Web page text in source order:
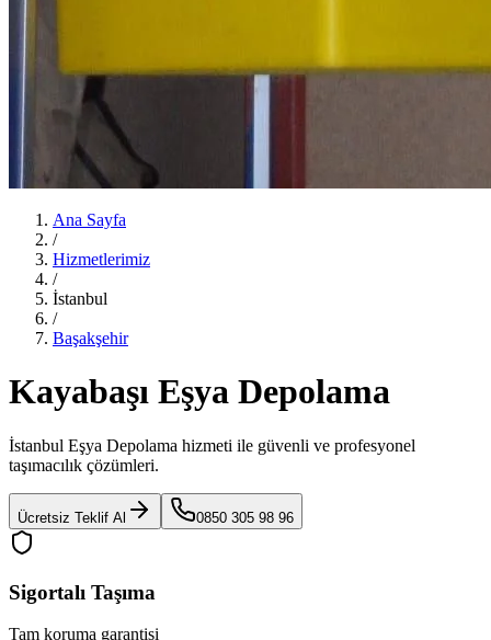
Ana Sayfa
/
Hizmetlerimiz
/
İstanbul
/
Başakşehir
Kayabaşı Eşya Depolama
İstanbul Eşya Depolama hizmeti ile güvenli ve profesyonel
taşımacılık çözümleri.
Ücretsiz Teklif Al 0850 305 98 96
Sigortalı Taşıma
Tam koruma garantisi